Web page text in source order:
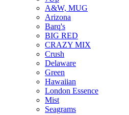
A&W, MUG
Arizona
Barq's
BIG RED
CRAZY MIX
Crush
Delaware
Green
Hawaiian
London Essence
Mist
Seagrams